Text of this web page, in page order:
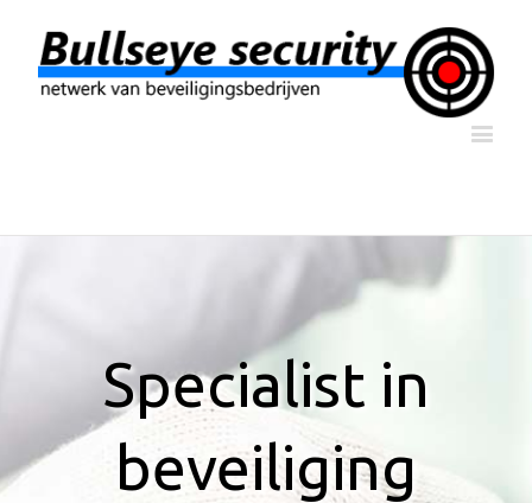
Specialist in
beveiliging